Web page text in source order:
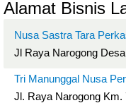
Alamat Bisnis
Nusa Sastra Tara
Jl Raya Narogong
Tri Manunggal Nusa
Jl. Raya Narogong Km.